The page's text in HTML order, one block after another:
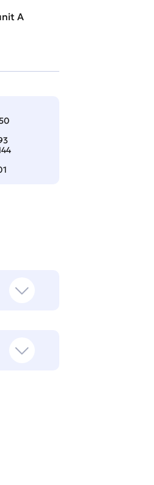
A